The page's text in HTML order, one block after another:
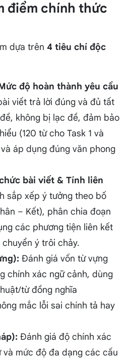
điểm chính thức
dựa trên 4 tiêu chí độc
độ hoàn thành yêu cầu
viết trả lời đúng và đủ tất
không bị lạc đề, đảm bảo
(120 từ cho Task 1 và
áp dụng đúng văn phong
bài viết & Tính liên
sắp xếp ý tưởng theo bố
– Kết), phân chia đoạn
các phương tiện liên kết
chuyển ý trôi chảy.
Đánh giá vốn từ vựng
chính xác ngữ cảnh, dùng
từ đồng nghĩa
mắc lỗi sai chính tả hay
Đánh giá độ chính xác
và mức độ đa dạng các cấu